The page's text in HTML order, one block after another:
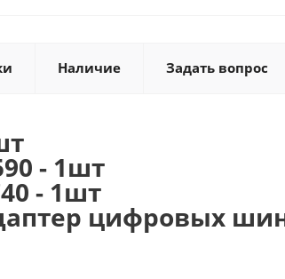
Наличие Задать вопрос
- 1шт
- 1шт
цифровых